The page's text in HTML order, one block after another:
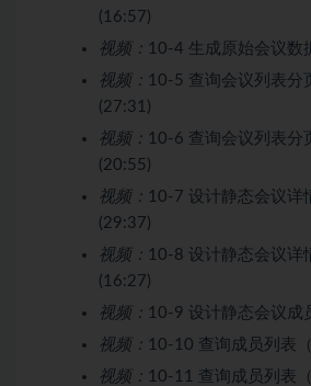
(16:57)
视频： 10-4 生成原始会议数
视频： 10-5 查询会议列表分
(27:31)
视频： 10-6 查询会议列表分
(20:55)
视频： 10-7 设计静态会议详
(29:37)
视频： 10-8 设计静态会议详
(16:27)
视频： 10-9 设计静态会议成
视频： 10-10 查询成员列表
视频： 10-11 查询成员列表